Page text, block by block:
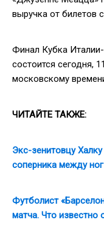
выручка от билетов
Финал Кубка
состоится сегодня,
московскому
ЧИТАЙТЕ ТАКЖЕ:
Экс-зенитовцу
соперника между
Футболист
матча. Что известно